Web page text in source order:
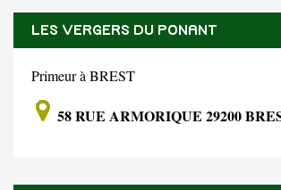
LES VERGERS DU PONANT
Primeur à BREST
58 RUE ARMORIQUE 29200